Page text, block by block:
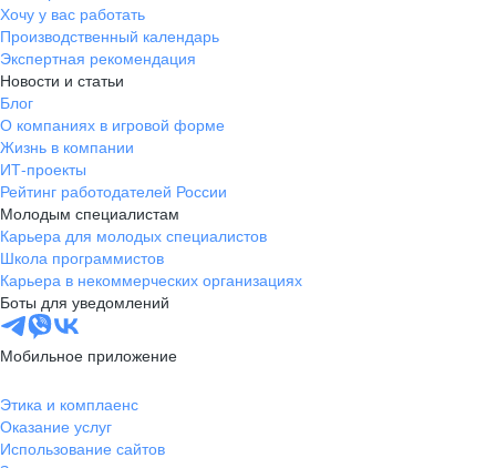
Хочу у вас работать
Производственный календарь
Экспертная рекомендация
Новости и статьи
Блог
О компаниях в игровой форме
Жизнь в компании
ИТ-проекты
Рейтинг работодателей России
Молодым специалистам
Карьера для молодых специалистов
Школа программистов
Карьера в некоммерческих организациях
Боты для уведомлений
Мобильное приложение
Этика и комплаенс
Оказание услуг
Использование сайтов